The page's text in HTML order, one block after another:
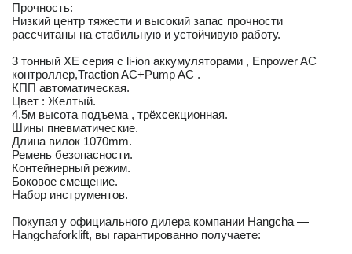
Прочность:
Низкий центр тяжести и высокий запас прочности
рассчитаны на стабильную и устойчивую работу.
3 тонный XE серия с li-ion аккумуляторами , Enpower AC
контроллер,Traction AC+Pump AC .
КПП автоматическая.
Цвет : Желтый.
4.5м высота подъема , трёхсекционная.
Шины пневматические.
Длина вилок 1070mm.
Ремень безопасности.
Контейнерный режим.
Боковое смещение.
Набор инструментов.
Покупая у официального дилера компании Hangcha —
Hangchaforklift, вы гарантированно получаете: